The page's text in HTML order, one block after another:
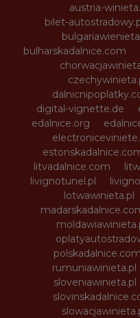
austria-
bilet-
bulharskadalnice.com
digital-vignette.de
edalnice.org
litvadalnice.com
livignotunel.pl
lotwawinieta.pl
polskadalnice.com
rumuniawinieta.pl
sloveniawinieta.pl